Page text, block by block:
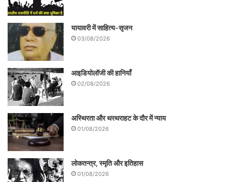
यायावरी में साहित्य-सृजन
03/08/2026
आइडियोलॉजी की हानियाँ
02/08/2026
अस्थिरता और थरथराहट के दौर में न्याय
01/08/2026
लोकतन्त्र, स्मृति और इतिहास
01/08/2026